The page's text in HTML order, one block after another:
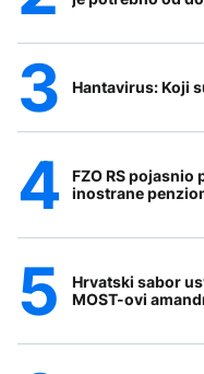
Hantavirus: Koji
FZO RS
inostrane
Hrvatski sabor
MOST-ovi